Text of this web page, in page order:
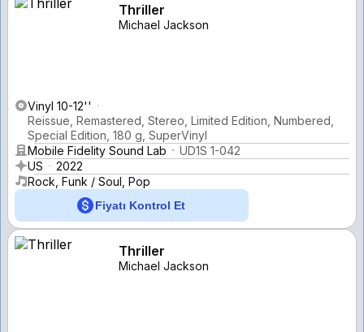
Thriller
Michael Jackson
Vinyl 10-12''
Reissue, Remastered, Stereo, Limited Edition, Numbered,
Special Edition, 180 g, SuperVinyl
Mobile Fidelity Sound Lab
UD1S 1-042
US
2022
Rock, Funk / Soul, Pop
Fiyatı Kontrol Et
Thriller
Michael Jackson